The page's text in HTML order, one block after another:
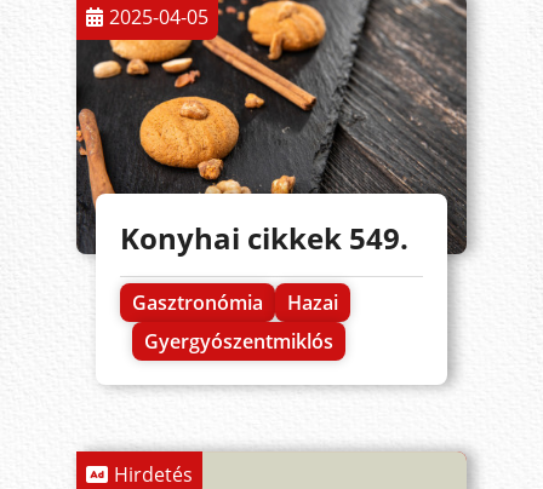
2025-04-05
Konyhai cikkek 549.
Gasztronómia
Hazai
Gyergyószentmiklós
Hirdetés